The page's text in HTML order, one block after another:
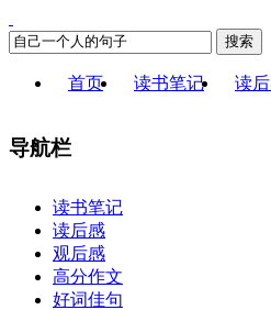
搜索
首页 读书笔记 读
导航栏
读书笔记
读后感
观后感
高分作文
好词佳句